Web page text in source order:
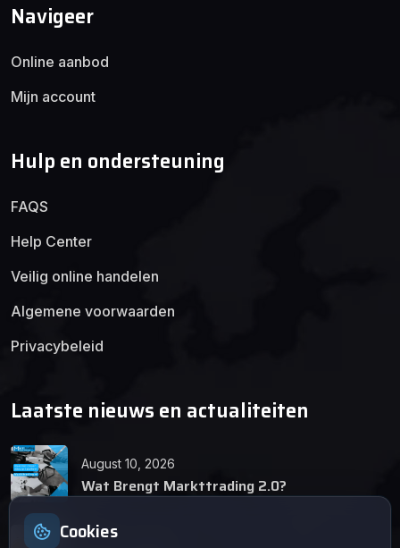
Navigeer
Online aanbod
Mijn account
Hulp en ondersteuning
FAQS
Help Center
Veilig online handelen
Algemene voorwaarden
Privacybeleid
Laatste nieuws en actualiteiten
August 10, 2026
Wat Brengt Markttrading 2.0?
Cookies